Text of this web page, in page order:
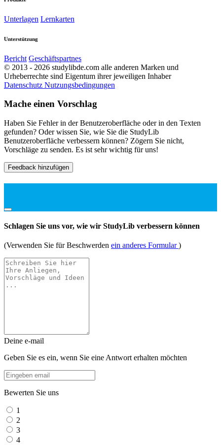
Unterlagen Lernkarten
Unterstützung
Bericht Geschäftspartnes
© 2013 - 2026 studylibde.com alle anderen Marken und
Urheberrechte sind Eigentum ihrer jeweiligen Inhaber
Datenschutz Nutzungsbedingungen
Mache einen Vorschlag
Haben Sie Fehler in der Benutzeroberfläche oder in den Texten
gefunden? Oder wissen Sie, wie Sie die StudyLib
Benutzeroberfläche verbessern können? Zögern Sie nicht,
Vorschläge zu senden. Es ist sehr wichtig für uns!
Feedback hinzufügen
Schlagen Sie uns vor, wie wir StudyLib verbessern können
(Verwenden Sie für Beschwerden ein anderes Formular)
Deine e-mail
Geben Sie es ein, wenn Sie eine Antwort erhalten möchten
Bewerten Sie uns
1
2
3
4